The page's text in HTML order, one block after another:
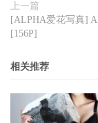
上一篇
[ALPHA爱花写真]
[156P]
相关推荐